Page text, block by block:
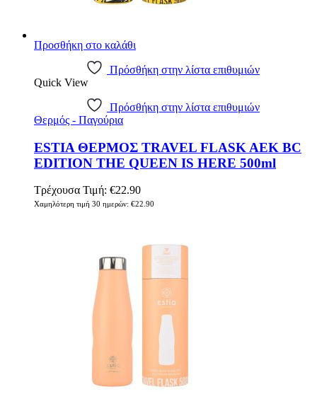
Προσθήκη στο καλάθι
Πρόσθήκη στην λίστα επιθυμιών
Quick View
Πρόσθήκη στην λίστα επιθυμιών
Θερμός - Παγούρια
ESTIA ΘΕΡΜΟΣ TRAVEL FLASK AEK BC
EDITION THE QUEEN IS HERE 500ml
Τρέχουσα Τιμή: €22.90
Χαμηλότερη τιμή 30 ημερών: €22.90